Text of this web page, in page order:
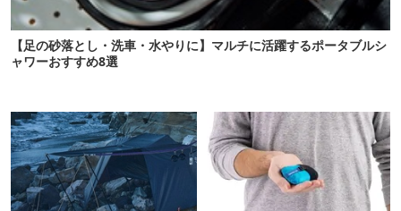
【足の砂落とし・洗車・水やりに】マルチに活躍するポータブルシ
ャワーおすすめ8選